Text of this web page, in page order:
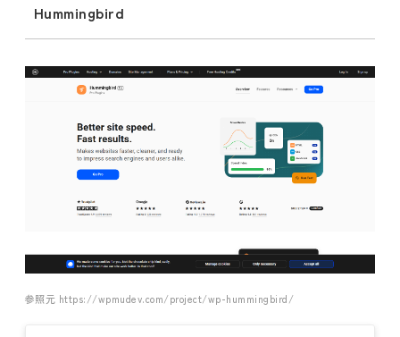
Hummingbird
参照元 https://wpmudev.com/project/wp-hummingbird/